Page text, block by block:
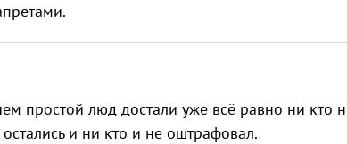
простой люд достали уже всё равно ни кто
и ни кто и не оштрафовал.